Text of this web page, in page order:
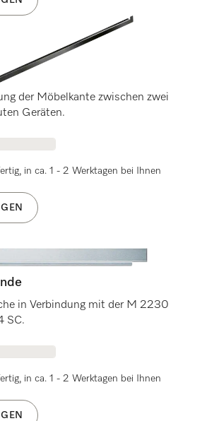
der Möbelkante zwischen zwei
Geräten.
in ca. 1 - 2 Werktagen bei Ihnen
in Verbindung mit der M 2230
SC.
in ca. 1 - 2 Werktagen bei Ihnen